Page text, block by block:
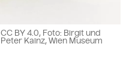
CC BY 4.0, Foto: Birgit und
Peter Kainz, Wien Museum